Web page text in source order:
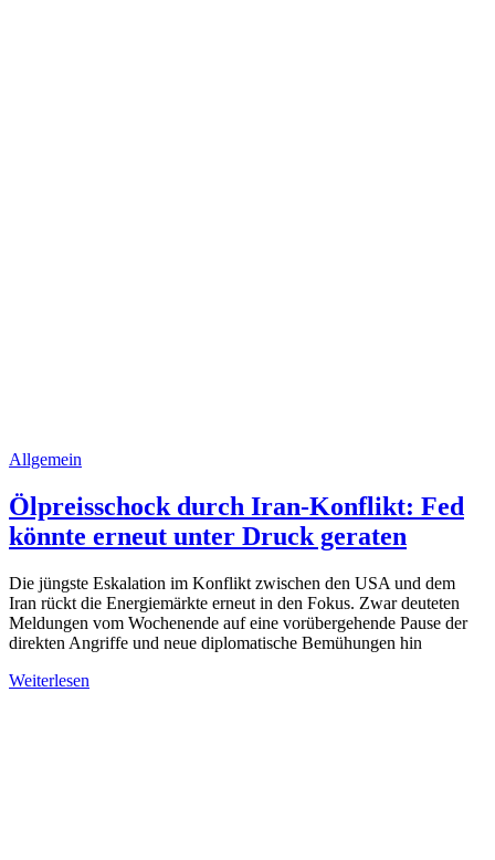
Allgemein
Ölpreisschock durch Iran-Konflikt: Fed
könnte erneut unter Druck geraten
Die jüngste Eskalation im Konflikt zwischen den USA und dem
Iran rückt die Energiemärkte erneut in den Fokus. Zwar deuteten
Meldungen vom Wochenende auf eine vorübergehende Pause der
direkten Angriffe und neue diplomatische Bemühungen hin
Weiterlesen